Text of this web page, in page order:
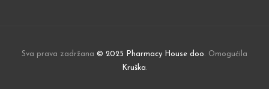
Sva prava zadržana © 2025 Pharmacy House doo. Omogućila
Kruška.